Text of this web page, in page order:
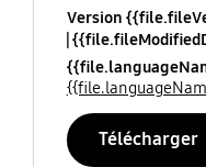
Version
Télécharger